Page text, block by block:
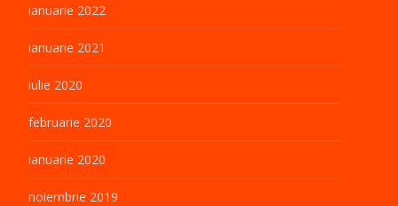
ianuarie 2022
ianuarie 2021
iulie 2020
februarie 2020
ianuarie 2020
noiembrie 2019